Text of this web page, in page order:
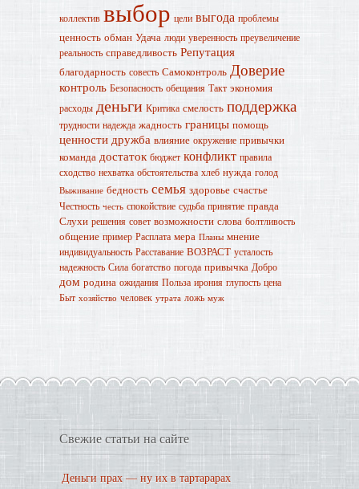
коллектив выбор цели выгода проблемы
ценность обман Удача люди уверенность преувеличение
реальность справедливость Репутация
благодарность совесть Самоконтроль Доверие
контроль Безопасность обещания Такт экономия
расходы деньги Критика смелость поддержка
трудности надежда жадность границы помощь
ценности дружба влияние окружение привычки
команда достаток бюджет конфликт правила
сходство нехватка обстоятельства хлеб нужда голод
Выживание бедность семья здоровье счастье
Честность честь спокойствие судьба принятие правда
Слухи решения совет возможности слова болтливость
общение пример Расплата мера Планы мнение
индивидуальность Расставание ВОЗРАСТ усталость
надежность Сила богатство погода привычка Добро
дом родина ожидания Польза ирония глупость цена
Быт хозяйство человек утрата ложь муж
Свежие статьи на сайте
Деньги прах — ну их в тартарарах